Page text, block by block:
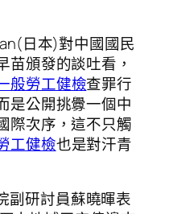
日本)對中國國民
苗頒發的談吐看，
般勞工健檢查罪行
是公開挑釁一個中
際次序，這不只觸
工健檢也是對汗青
副研討員蘇曉暉表